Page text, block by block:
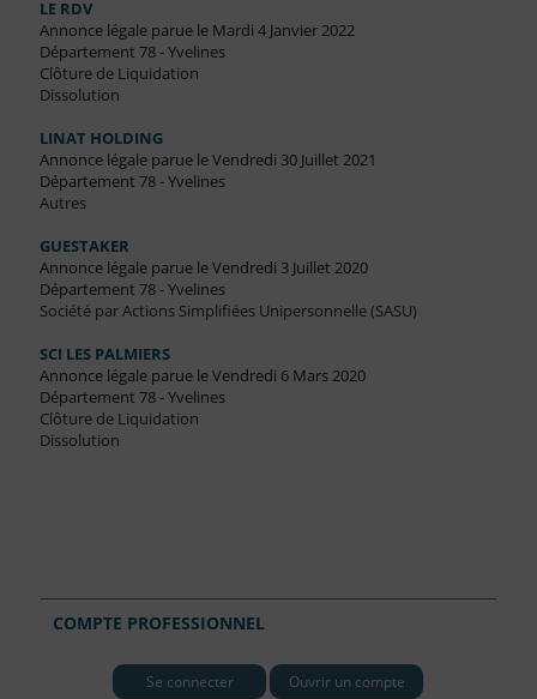
LE RDV
Annonce légale parue le Mardi 4 Janvier 2022
Département 78 - Yvelines
Clôture de Liquidation
Dissolution
LINAT HOLDING
Annonce légale parue le Vendredi 30 Juillet 2021
Département 78 - Yvelines
Autres
GUESTAKER
Annonce légale parue le Vendredi 3 Juillet 2020
Département 78 - Yvelines
Société par Actions Simplifiées Unipersonnelle (SASU)
SCI LES PALMIERS
Annonce légale parue le Vendredi 6 Mars 2020
Département 78 - Yvelines
Clôture de Liquidation
Dissolution
COMPTE PROFESSIONNEL
Se connecter Ouvrir un compte